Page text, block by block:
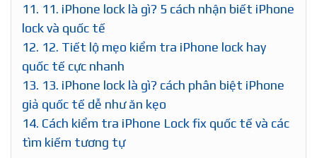
11. 11. iPhone lock là gì? 5 cách nhận biết iPhone
lock và quốc tế
12. 12. Tiết lộ mẹo kiểm tra iPhone lock hay
quốc tế cực nhanh
13. 13. iPhone lock là gì? cách phân biệt iPhone
giả quốc tế dễ như ăn kẹo
14. Cách kiểm tra iPhone Lock fix quốc tế và các
tìm kiếm tương tự